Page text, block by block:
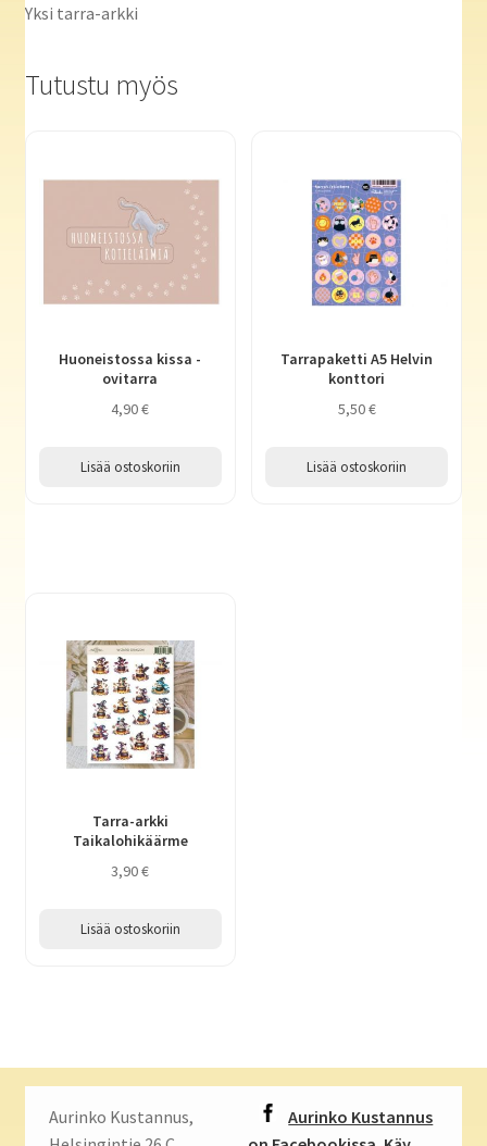
Yksi tarra-arkki
Tutustu myös
Huoneistossa kissa -
ovitarra
4,90€
Lisää ostoskoriin
Tarrapaketti A5 Helvin
konttori
5,50€
Lisää ostoskoriin
Tarra-arkki
Taikalohikäärme
3,90€
Lisää ostoskoriin
Aurinko Kustannus,
Aurinko Kustannus